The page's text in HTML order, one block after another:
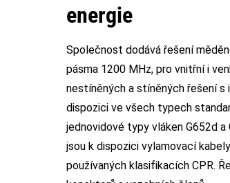
energie
Společnost dodává řešení
pásma 1200 MHz, pro vnitřní i
nestíněných a stíněných řešení s
dispozici ve všech typech
jednovidové typy vláken G652d
jsou k dispozici vylamovací
používaných klasifikacích CPR.